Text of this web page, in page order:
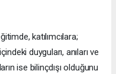
katılımcılara;
duyguları, anıları ve
ise bilinçdışı olduğunu